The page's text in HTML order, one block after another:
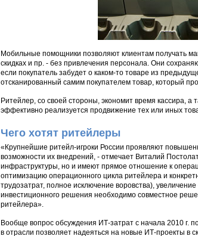
Мобильные помощники позволяют клиентам получать
скидках и пр. - без привлечения персонала. Они
если покупатель забудет о каком-то товаре из
отсканированный самим покупателем товар, который
Ритейлер, со своей стороны, экономит время кассира, а
эффективно реализуется продвижение тех или иных
Чего хотят ритейлеры
«Крупнейшие ритейл-игроки России проявляют
возможности их внедрений, - отмечает Виталий
инфраструктуры, но и имеют прямое отношение к
оптимизацию операционного цикла ритейлера и
трудозатрат, полное исключение воровства),
инвестиционного решения необходимо совместное
ритейлера».
Вообще вопрос обсуждения ИТ-затрат с начала 2010 г.
в отрасли позволяет надеяться на новые ИТ-проекты в